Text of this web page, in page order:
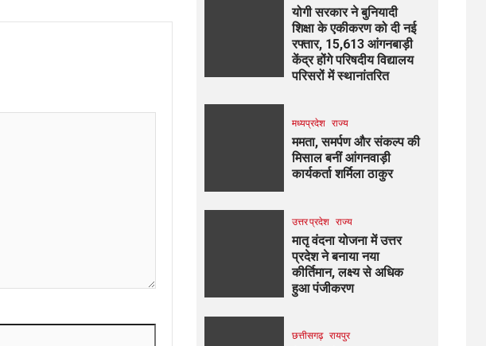
योगी सरकार ने बुनियादी
शिक्षा के एकीकरण को दी नई
रफ्तार, 15,613 आंगनबाड़ी
केंद्र होंगे परिषदीय विद्यालय
परिसरों में स्थानांतरित
मध्यप्रदेश राज्य
ममता, समर्पण और संकल्प की
मिसाल बनीं आंगनवाड़ी
कार्यकर्ता शर्मिला ठाकुर
उत्तर प्रदेश राज्य
मातृ वंदना योजना में उत्तर
प्रदेश ने बनाया नया
कीर्तिमान, लक्ष्य से अधिक
हुआ पंजीकरण
छत्तीसगढ़ रायपुर